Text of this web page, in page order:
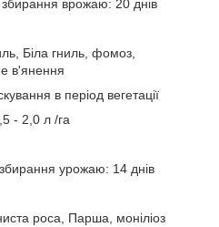
збирання врожаю: 20 днів
Біла гниль, фомоз,
в'янення
в період вегетації
- 2,0 л /га
урожаю: 14 днів
роса, Парша, моніліоз